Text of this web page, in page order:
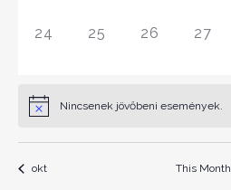
0
24
0
25
0
26
0
27
Nincsenek jövőbeni események.
okt This Month